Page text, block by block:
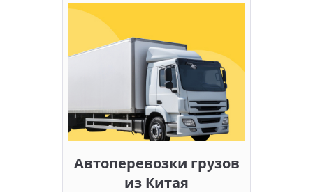
Автоперевозки грузов
из Китая